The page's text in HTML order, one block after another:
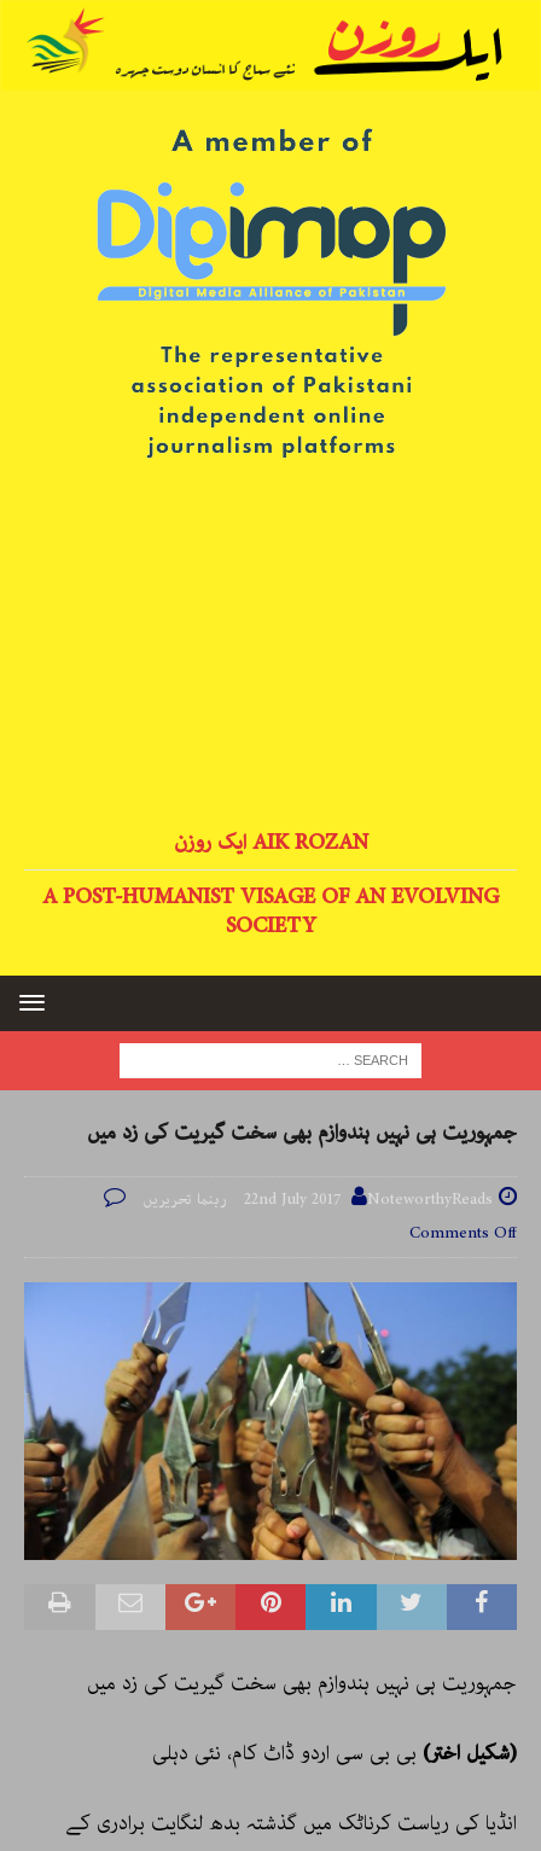
AIK ROZAN ایک روزن
A POST-HUMANIST VISAGE OF AN EVOLVING
SOCIETY
جمہوریت ہی نہیں ہندوازم بھی سخت گیریت کی زد میں
22nd July 2017
NoteworthyReads رہنما تحریریں
Comments Off
جمہوریت ہی نہیں ہندوازم بھی سخت گیریت کی زد میں
(شکیل اختر) بی بی سی اردو ڈاٹ کام، نئی دہلی
انڈیا کی ریاست کرناٹک میں گذشتہ بدھ لنگایت برادری کے